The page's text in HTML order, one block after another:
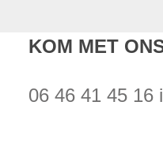
KOM MET
06 46 41 45 16